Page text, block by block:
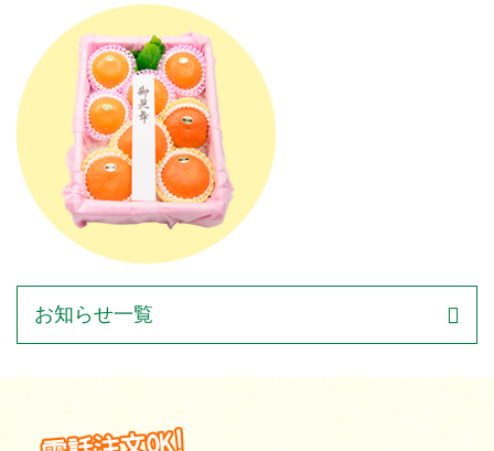
お知らせ一覧